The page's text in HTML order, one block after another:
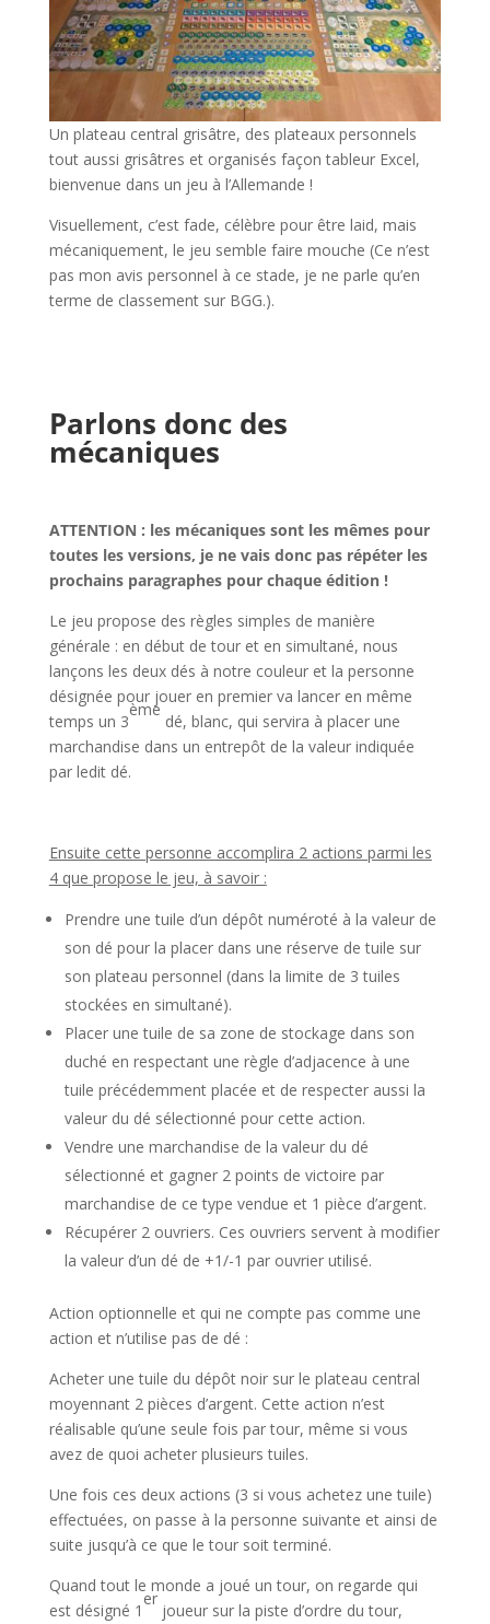
Un plateau central grisâtre, des plateaux personnels
tout aussi grisâtres et organisés façon tableur Excel,
bienvenue dans un jeu à l’Allemande !
Visuellement, c’est fade, célèbre pour être laid, mais
mécaniquement, le jeu semble faire mouche (Ce n’est
pas mon avis personnel à ce stade, je ne parle qu’en
terme de classement sur BGG.).
Parlons donc des
mécaniques
ATTENTION : les mécaniques sont les mêmes pour
toutes les versions, je ne vais donc pas répéter les
prochains paragraphes pour chaque édition !
Le jeu propose des règles simples de manière
générale : en début de tour et en simultané, nous
lançons les deux dés à notre couleur et la personne
désignée pour jouer en premier va lancer en même
temps un 3
ème
dé, blanc, qui servira à placer une
marchandise dans un entrepôt de la valeur indiquée
par ledit dé.
Ensuite cette personne accomplira 2 actions parmi les
4 que propose le jeu, à savoir :
Prendre une tuile d’un dépôt numéroté à la valeur de
son dé pour la placer dans une réserve de tuile sur
son plateau personnel (dans la limite de 3 tuiles
stockées en simultané).
Placer une tuile de sa zone de stockage dans son
duché en respectant une règle d’adjacence à une
tuile précédemment placée et de respecter aussi la
valeur du dé sélectionné pour cette action.
Vendre une marchandise de la valeur du dé
sélectionné et gagner 2 points de victoire par
marchandise de ce type vendue et 1 pièce d’argent.
Récupérer 2 ouvriers. Ces ouvriers servent à modifier
la valeur d’un dé de +1/-1 par ouvrier utilisé.
Action optionnelle et qui ne compte pas comme une
action et n’utilise pas de dé :
Acheter une tuile du dépôt noir sur le plateau central
moyennant 2 pièces d’argent. Cette action n’est
réalisable qu’une seule fois par tour, même si vous
avez de quoi acheter plusieurs tuiles.
Une fois ces deux actions (3 si vous achetez une tuile)
effectuées, on passe à la personne suivante et ainsi de
suite jusqu’à ce que le tour soit terminé.
Quand tout le monde a joué un tour, on regarde qui
est désigné 1
er
joueur sur la piste d’ordre du tour,